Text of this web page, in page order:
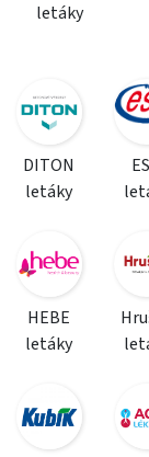
letáky
DITON
letáky
HEBE
letáky